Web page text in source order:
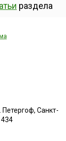
раздела
Петергоф, Санкт-
434